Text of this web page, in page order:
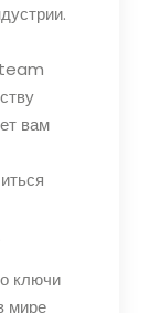
вам
ключи
мире